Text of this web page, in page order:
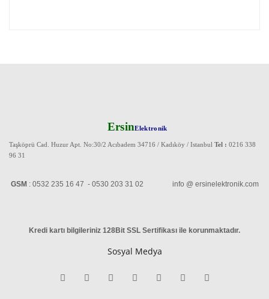
ErsinElektronik
Taşköprü Cad. Huzur Apt. No:30/2 Acıbadem 34716 / Kadıköy / Istanbul Tel : 0216 338
96 31
GSM : 0532 235 16 47 - 0530 203 31 02 info @ ersinelektronik.com
Kredi kartı bilgileriniz 128Bit SSL Sertifikası ile korunmaktadır.
Sosyal Medya